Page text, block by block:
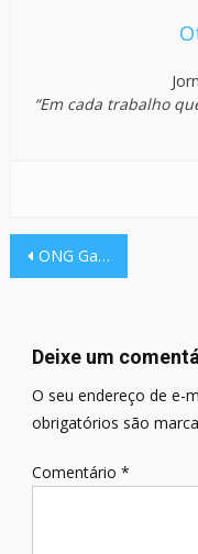
“Em cada trabalho
Navegação
Post
ONG Gamer de ex-militares é investigada por emendas de R$ 90 milhões
Deixe um
O seu endereço de e-
obrigatórios são
Comentário *